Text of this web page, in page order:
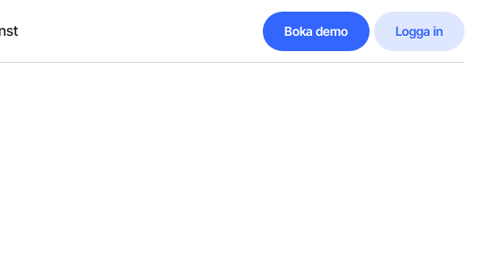
Boka demo Logga in